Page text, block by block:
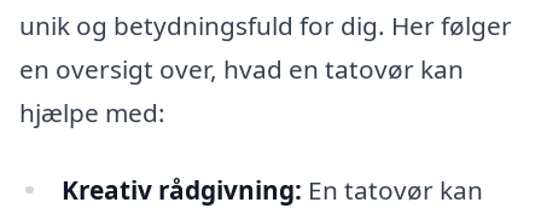
unik og betydningsfuld for dig. Her følger
en oversigt over, hvad en tatovør kan
hjælpe med:
Kreativ rådgivning: En tatovør kan